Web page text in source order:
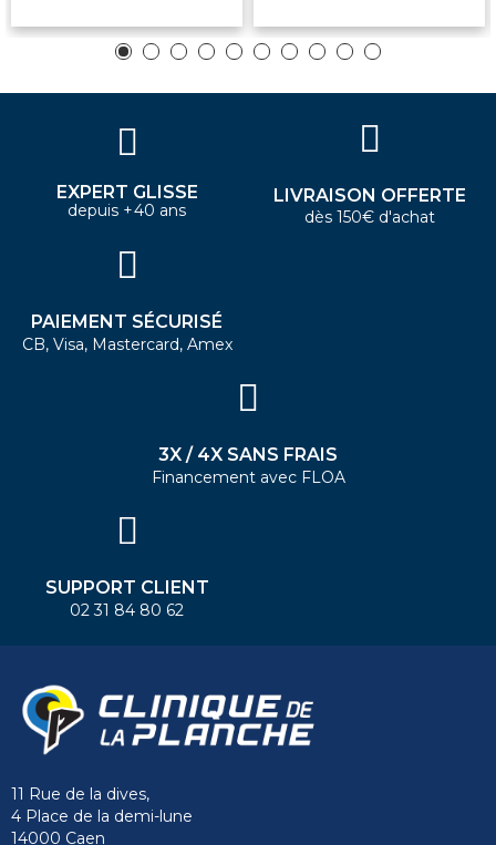
EXPERT GLISSE
depuis +40 ans
LIVRAISON OFFERTE
dès 150€ d'achat
PAIEMENT SÉCURISÉ
CB, Visa, Mastercard, Amex
3X / 4X SANS FRAIS
Financement avec FLOA
SUPPORT CLIENT
02 31 84 80 62
11 Rue de la dives,
4 Place de la demi-lune
14000 Caen